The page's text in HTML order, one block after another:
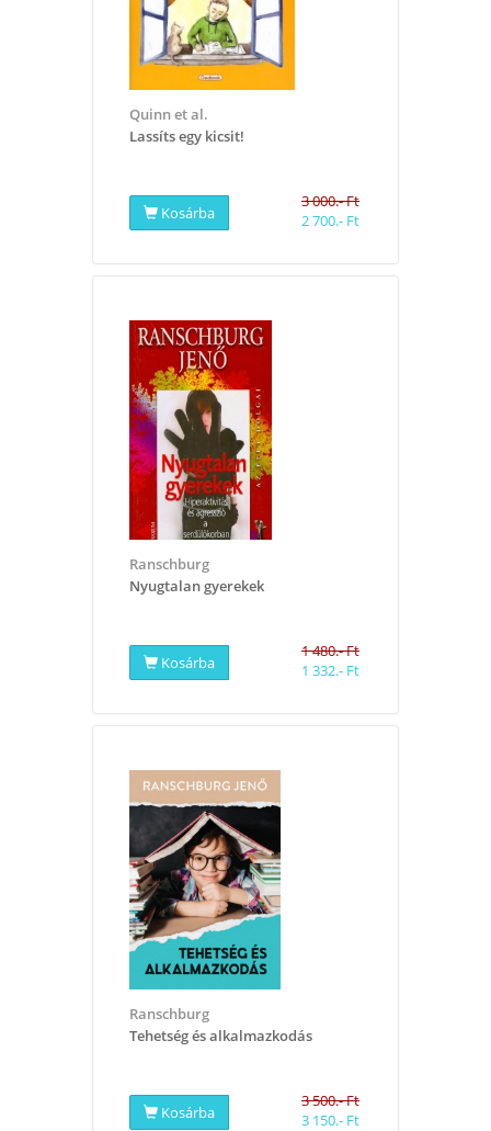
Quinn et al.
Lassíts egy kicsit!
Kosárba
3 000.- Ft
2 700.- Ft
Ranschburg
Nyugtalan gyerekek
Kosárba
1 480.- Ft
1 332.- Ft
Ranschburg
​Tehetség és alkalmazkodás
Kosárba
3 500.- Ft
3 150.- Ft